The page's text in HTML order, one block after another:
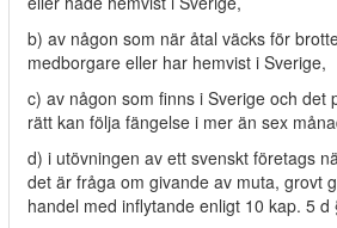
b) av någon som när åtal väcks för
medborgare eller har hemvist i Sverige,
c) av någon som finns i Sverige och det
rätt kan följa fängelse i mer än sex
d) i utövningen av ett svenskt företags
det är fråga om givande av muta, grovt
handel med inflytande enligt 10 kap. 5 d